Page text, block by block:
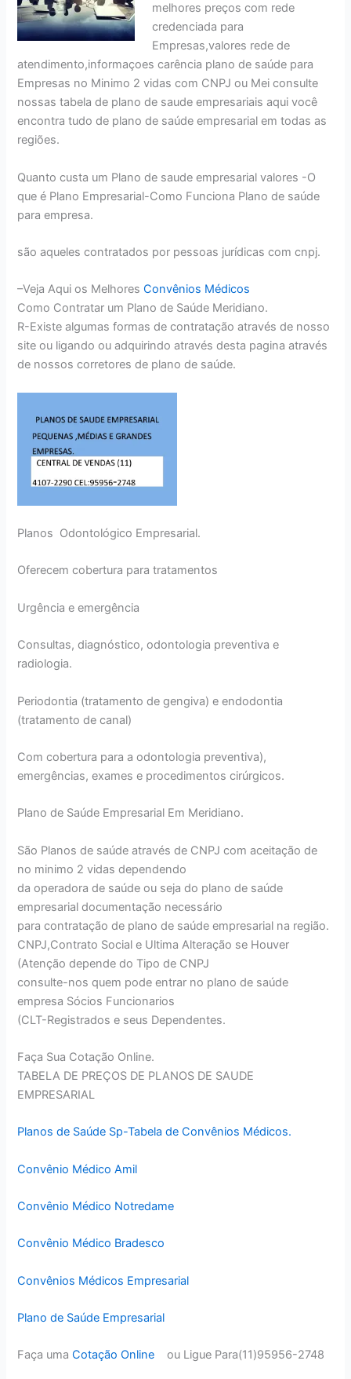
melhores preços com rede
credenciada para
Empresas,valores rede de
atendimento,informaçoes carência plano de saúde para
Empresas no Minimo 2 vidas com CNPJ ou Mei consulte
nossas tabela de plano de saude empresariais aqui você
encontra tudo de plano de saúde empresarial em todas as
regiões.
Quanto custa um Plano de saude empresarial valores -O
que é Plano Empresarial-Como Funciona Plano de saúde
para empresa.
são aqueles contratados por pessoas jurídicas com cnpj.
–Veja Aqui os MelhoresConvênios Médicos
Como Contratar um Plano de Saúde Meridiano.
R-Existe algumas formas de contratação através de nosso
site ou ligando ou adquirindo através desta pagina através
de nossos corretores de plano de saúde.
Planos Odontológico Empresarial.
Oferecem cobertura para tratamentos
Urgência e emergência
Consultas, diagnóstico, odontologia preventiva e
radiologia.
Periodontia (tratamento de gengiva) e endodontia
(tratamento de canal)
Com cobertura para a odontologia preventiva),
emergências, exames e procedimentos cirúrgicos.
Plano de Saúde Empresarial Em Meridiano.
São Planos de saúde através de CNPJ com aceitação de
no minimo 2 vidas dependendo
da operadora de saúde ou seja do plano de saúde
empresarial documentação necessário
para contratação de plano de saúde empresarial na região.
CNPJ,Contrato Social e Ultima Alteração se Houver
(Atenção depende do Tipo de CNPJ
consulte-nos quem pode entrar no plano de saúde
empresa Sócios Funcionarios
(CLT-Registrados e seus Dependentes.
Faça Sua Cotação Online.
TABELA DE PREÇOS DE PLANOS DE SAUDE
EMPRESARIAL
Planos de Saúde Sp-Tabela de Convênios Médicos.
Convênio Médico Amil
Convênio Médico Notredame
Convênio Médico Bradesco
Convênios Médicos Empresarial
Plano de Saúde Empresarial
Faça umaCotação Online ou Ligue Para(11)95956-2748